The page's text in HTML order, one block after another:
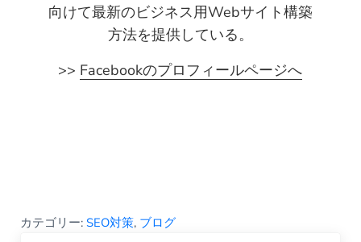
向けて最新のビジネス用Webサイト構築
方法を提供している。
>> Facebookのプロフィールページへ
カテゴリー: SEO対策, ブログ